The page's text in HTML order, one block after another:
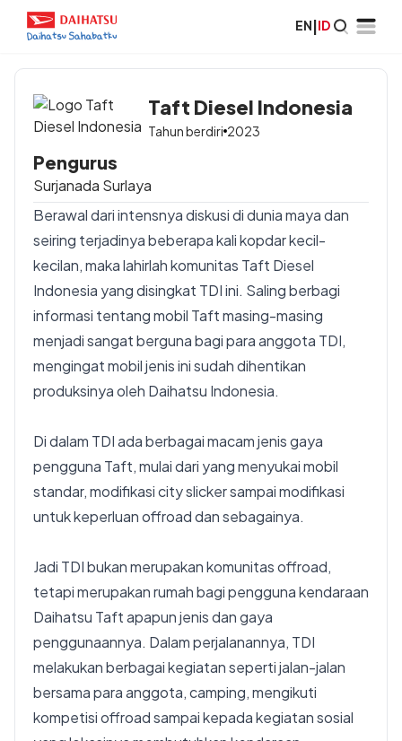
EN|ID
Taft Diesel Indonesia
Tahun berdiri 2023
Pengurus
Surjanada Surlaya
Berawal dari intensnya diskusi di dunia maya dan
seiring terjadinya beberapa kali kopdar kecil-
kecilan, maka lahirlah komunitas Taft Diesel
Indonesia yang disingkat TDI ini. Saling berbagi
informasi tentang mobil Taft masing-masing
menjadi sangat berguna bagi para anggota TDI,
mengingat mobil jenis ini sudah dihentikan
produksinya oleh Daihatsu Indonesia.
Di dalam TDI ada berbagai macam jenis gaya
pengguna Taft, mulai dari yang menyukai mobil
standar, modifikasi city slicker sampai modifikasi
untuk keperluan offroad dan sebagainya.
Jadi TDI bukan merupakan komunitas offroad,
tetapi merupakan rumah bagi pengguna kendaraan
Daihatsu Taft apapun jenis dan gaya
penggunaannya. Dalam perjalanannya, TDI
melakukan berbagai kegiatan seperti jalan-jalan
bersama para anggota, camping, mengikuti
kompetisi offroad sampai kepada kegiatan sosial